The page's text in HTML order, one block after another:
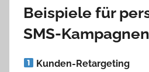
Beispiele für
SMS-Kampagnen
Kunden-Retargeting